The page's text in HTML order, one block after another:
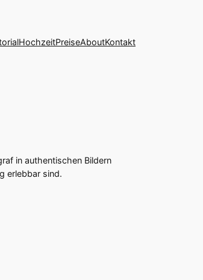
HochzeitPreiseAboutKontakt
in authentischen Bildern
erlebbar sind.